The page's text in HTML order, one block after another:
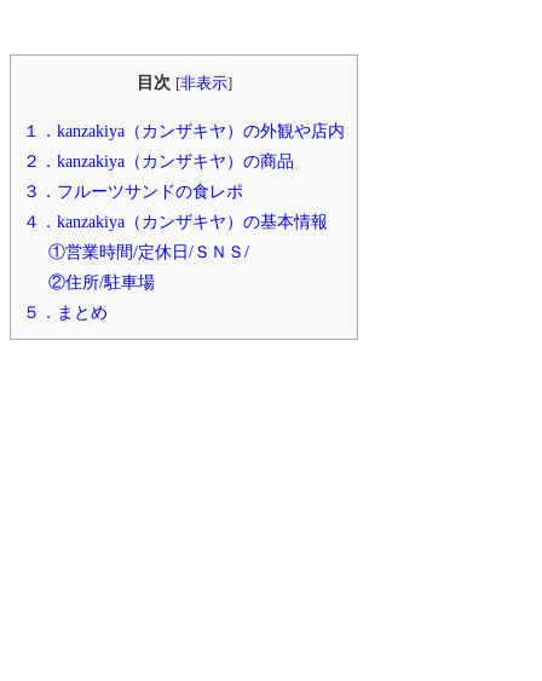
目次 [非表示]
１．kanzakiya（カンザキヤ）の外観や店内
２．kanzakiya（カンザキヤ）の商品
３．フルーツサンドの食レポ
４．kanzakiya（カンザキヤ）の基本情報
①営業時間/定休日/ＳＮＳ/
②住所/駐車場
５．まとめ